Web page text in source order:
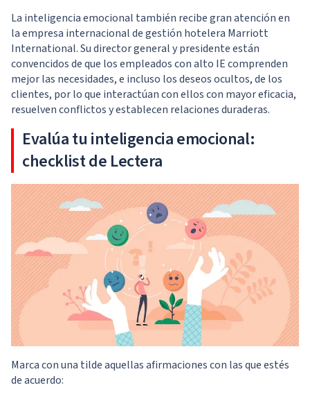
La inteligencia emocional también recibe gran atención en
la empresa internacional de gestión hotelera Marriott
International. Su director general y presidente están
convencidos de que los empleados con alto IE comprenden
mejor las necesidades, e incluso los deseos ocultos, de los
clientes, por lo que interactúan con ellos con mayor eficacia,
resuelven conflictos y establecen relaciones duraderas.
Evalúa tu inteligencia emocional:
checklist de Lectera
Marca con una tilde aquellas afirmaciones con las que estés
de acuerdo: